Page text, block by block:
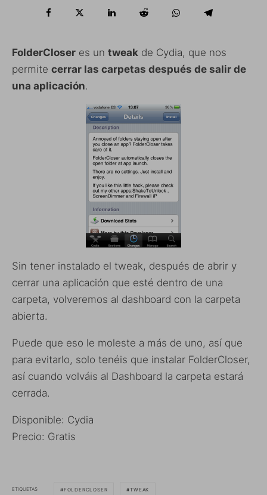
FolderCloser es un tweak de Cydia, que nos
permite cerrar las carpetas después de salir de
una aplicación.
Sin tener instalado el tweak, después de abrir y
cerrar una aplicación que esté dentro de una
carpeta, volveremos al dashboard con la carpeta
abierta.
Puede que eso le moleste a más de uno, así que
para evitarlo, solo tenéis que instalar FolderCloser,
así cuando volváis al Dashboard la carpeta estará
cerrada.
Disponible: Cydia
Precio: Gratis
ETIQUETAS FOLDERCLOSER TWEAK